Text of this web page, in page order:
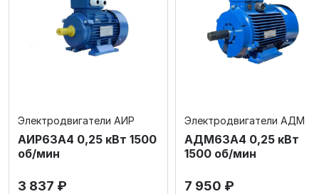
Электродвигатели АИР
АИР63А4 0,25 кВт 1500
об/мин
3 837 ₽
Электродвигатели АДМ
АДМ63А4 0,25 кВт
1500 об/мин
7 950 ₽